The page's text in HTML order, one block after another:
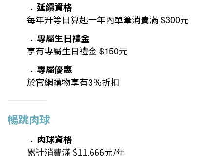
延續資格
每年升等日算起一年內單筆消費滿$300元
專屬生日禮金
享有專屬生日禮金 $150元
專屬優惠
於官網購物享有3％折扣
暢跳肉球
肉球資格
累計消費滿 $11,666元/年